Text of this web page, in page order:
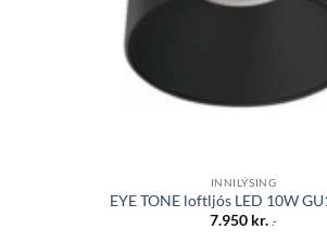
INNILÝSING
EYE TONE loftljós LED 10W
7.950 kr. .-